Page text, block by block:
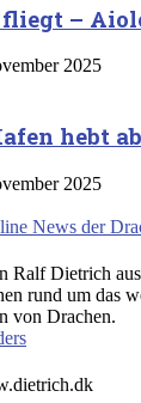
fliegt –
2025
hebt ab
2025
Dietrich
rund um das
von Drachen.